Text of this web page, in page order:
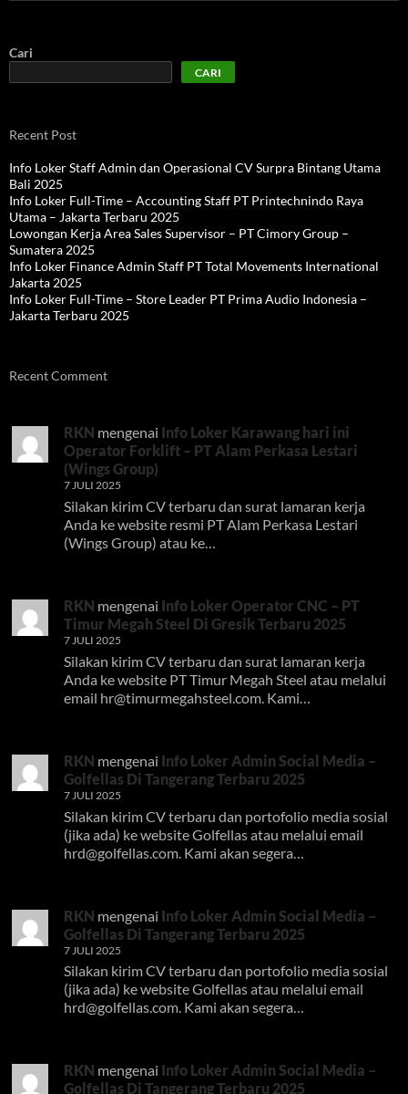
Cari
CARI
Recent Post
Info Loker Staff Admin dan Operasional CV Surpra Bintang Utama
Bali 2025
Info Loker Full-Time – Accounting Staff PT Printechnindo Raya
Utama – Jakarta Terbaru 2025
Lowongan Kerja Area Sales Supervisor – PT Cimory Group –
Sumatera 2025
Info Loker Finance Admin Staff PT Total Movements International
Jakarta 2025
Info Loker Full-Time – Store Leader PT Prima Audio Indonesia –
Jakarta Terbaru 2025
Recent Comment
RKN mengenai Info Loker Karawang hari ini
Operator Forklift – PT Alam Perkasa Lestari
(Wings Group)
7 JULI 2025
Silakan kirim CV terbaru dan surat lamaran kerja
Anda ke website resmi PT Alam Perkasa Lestari
(Wings Group) atau ke…
RKN mengenai Info Loker Operator CNC – PT
Timur Megah Steel Di Gresik Terbaru 2025
7 JULI 2025
Silakan kirim CV terbaru dan surat lamaran kerja
Anda ke website PT Timur Megah Steel atau melalui
email hr@timurmegahsteel.com. Kami…
RKN mengenai Info Loker Admin Social Media –
Golfellas Di Tangerang Terbaru 2025
7 JULI 2025
Silakan kirim CV terbaru dan portofolio media sosial
(jika ada) ke website Golfellas atau melalui email
hrd@golfellas.com . Kami akan segera…
RKN mengenai Info Loker Admin Social Media –
Golfellas Di Tangerang Terbaru 2025
7 JULI 2025
Silakan kirim CV terbaru dan portofolio media sosial
(jika ada) ke website Golfellas atau melalui email
hrd@golfellas.com. Kami akan segera…
RKN mengenai Info Loker Admin Social Media –
Golfellas Di Tangerang Terbaru 2025